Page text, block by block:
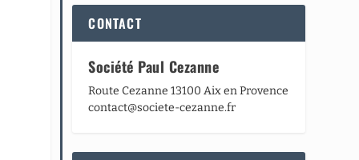
CONTACT
Société Paul Cezanne
Route Cezanne 13100 Aix en Provence
contact@societe-cezanne.fr